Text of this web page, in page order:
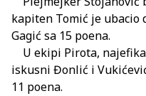
kapiten Tomić je ubacio
Gagić sa 15 poena.
U ekipi Pirota,
iskusni Đonlić i
11 poena.